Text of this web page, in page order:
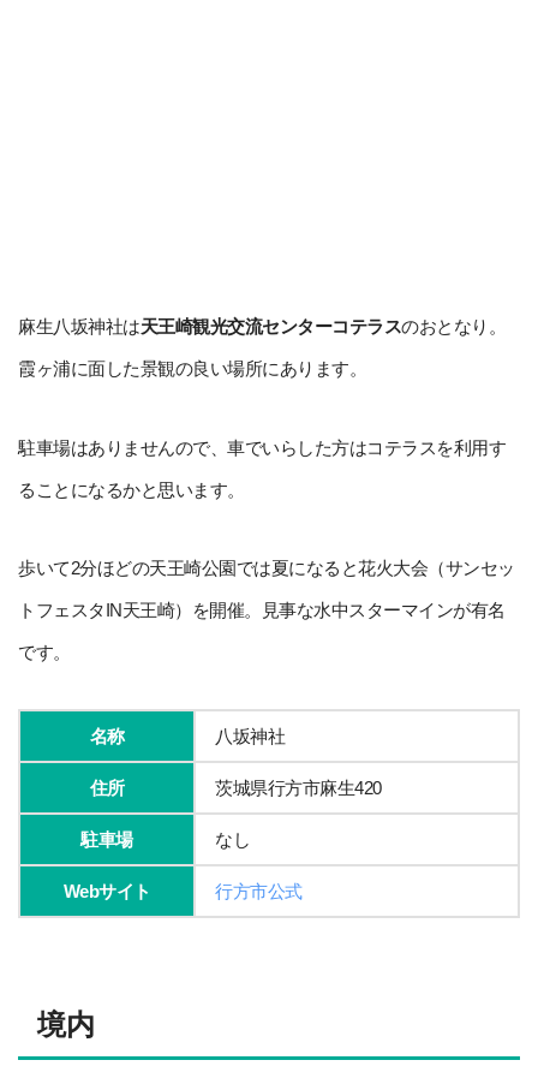
麻生八坂神社は天王崎観光交流センターコテラスのおとなり。
霞ヶ浦に面した景観の良い場所にあります。
駐車場はありませんので、車でいらした方はコテラスを利用す
ることになるかと思います。
歩いて2分ほどの天王崎公園では夏になると花火大会（サンセッ
トフェスタIN天王崎）を開催。見事な水中スターマインが有名
です。
名称 八坂神社
住所 茨城県行方市麻生420
駐車場 なし
Webサイト 行方市公式
境内